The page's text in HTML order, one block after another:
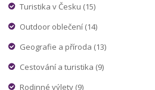
Turistika v Česku (15)
Outdoor oblečení (14)
Geografie a příroda (13)
Cestování a turistika (9)
Rodinné výlety (9)